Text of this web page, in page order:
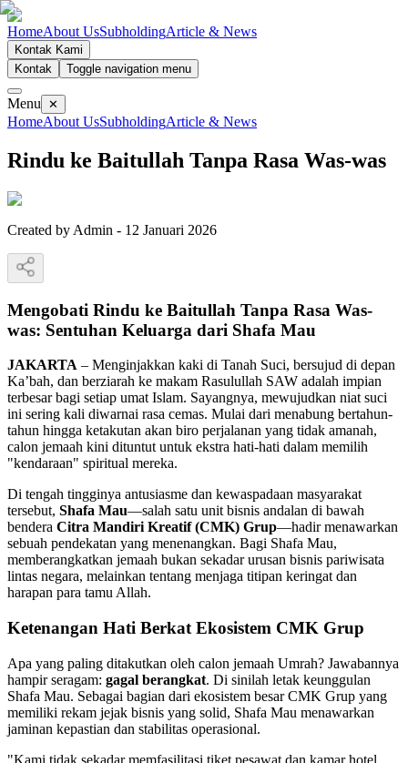
HomeAbout UsSubholdingArticle & News
Kontak Kami
Kontak
Toggle navigation menu
Menu ✕
HomeAbout UsSubholdingArticle & News
Rindu ke Baitullah Tanpa Rasa Was-was
Created by Admin - 12 Januari 2026
Mengobati Rindu ke Baitullah Tanpa Rasa Was-
was: Sentuhan Keluarga dari Shafa Mau
JAKARTA – Menginjakkan kaki di Tanah Suci, bersujud di depan
Ka’bah, dan berziarah ke makam Rasulullah SAW adalah impian
terbesar bagi setiap umat Islam. Sayangnya, mewujudkan niat suci
ini sering kali diwarnai rasa cemas. Mulai dari menabung bertahun-
tahun hingga ketakutan akan biro perjalanan yang tidak amanah,
calon jemaah kini dituntut untuk ekstra hati-hati dalam memilih
"kendaraan" spiritual mereka.
Di tengah tingginya antusiasme dan kewaspadaan masyarakat
tersebut, Shafa Mau—salah satu unit bisnis andalan di bawah
bendera Citra Mandiri Kreatif (CMK) Grup—hadir menawarkan
sebuah pendekatan yang menenangkan. Bagi Shafa Mau,
memberangkatkan jemaah bukan sekadar urusan bisnis pariwisata
lintas negara, melainkan tentang menjaga titipan keringat dan
harapan para tamu Allah.
Ketenangan Hati Berkat Ekosistem CMK Grup
Apa yang paling ditakutkan oleh calon jemaah Umrah? Jawabannya
hampir seragam: gagal berangkat. Di sinilah letak keunggulan
Shafa Mau. Sebagai bagian dari ekosistem besar CMK Grup yang
memiliki rekam jejak bisnis yang solid, Shafa Mau menawarkan
jaminan kepastian dan stabilitas operasional.
"Kami tidak sekadar memfasilitasi tiket pesawat dan kamar hotel.